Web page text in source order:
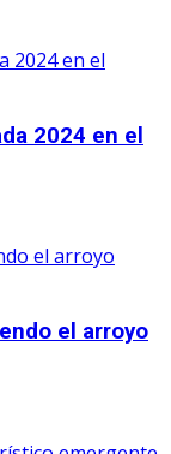
2024 en el
el arroyo